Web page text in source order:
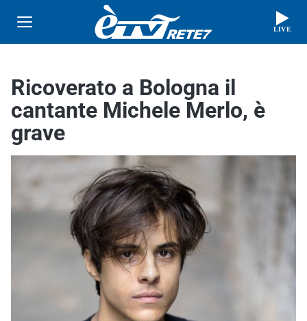
LIVE
Ricoverato a Bologna il
cantante Michele Merlo, è
grave